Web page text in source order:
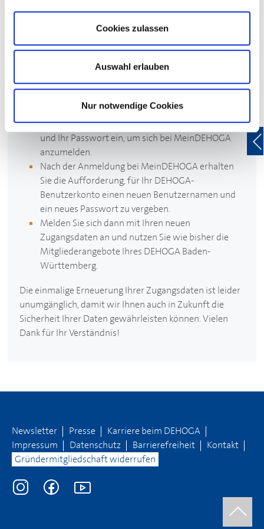
Cookies zulassen
Auswahl erlauben
Nur notwendige Cookies
Bitte beachten Sie:
Unsere neue Website erfordert bei Ihrem ersten Besuch
des Mitgliederbereichs eine einmalige Erneuerung Ihrer
Zugangsdaten für die Anmeldung bei Mein
Und so funktioniert’s:
Geben Sie wie gewohnt Ihren bekannten
Benutzernamen (entspricht Ihrer E-Mail-Adresse)
und Ihr Passwort ein, um sich bei MeinDEHOGA
anzumelden.
Nach der Anmeldung bei MeinDEHOGAerhalten
Sie die Aufforderung, für IhrDEHOGA-
Benutzerkonto einen neuen Benutzernamen und
ein neues Passwort zu vergeben.
Melden Sie sich dann mit Ihren neuen
Zugangsdaten an und nutzen Sie wie bisher die
Mitgliederangebote Ihres DEHOGABaden-
Württemberg.
Die einmalige Erneuerung Ihrer Zugangsdaten ist leider
unumgänglich, damit wir Ihnen auch in Zukunft die
Sicherheit Ihrer Daten gewährleisten können. Vielen
Dank für Ihr Verständnis!
Newsletter Presse Karriere beim DEHOGA
Impressum
Datenschutz Barrierefreiheit
Kontakt
Gründermitgliedschaft widerrufen